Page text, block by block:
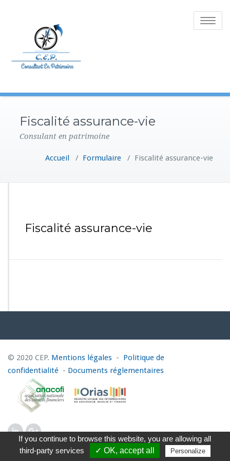
Toggle
Fiscalité assurance-vie
Consulant en patrimoine
Accueil / Formulaire / Fiscalité assurance-vie
Fiscalité assurance-vie
© 2020 CEP. Mentions légales - Politique de
confidentialité - Documents réglementaires
If you continue to browse this website, you are allowing all
third-party services
✓ OK, accept all Personalize